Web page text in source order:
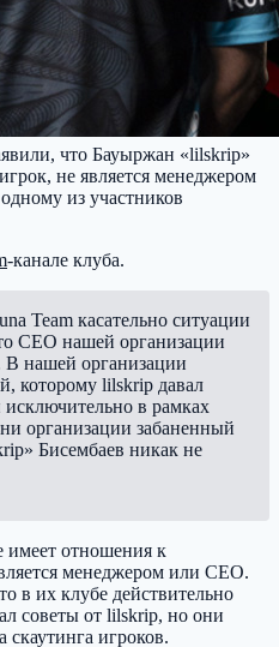
что Бауыржан «lilskrip»
не является менеджером
из участников
-канале клуба.
Team касательно ситуации
CEO нашей организации
нашей организации
которому lilskrip давал
в рамках
организации забаненный
Бисембаев никак не
имеет отношения к
менеджером или CEO.
в их клубе действительно
советы от lilskrip, но они
скаутинга игроков.